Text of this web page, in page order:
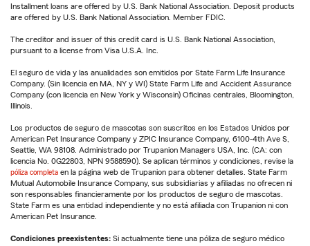
Installment loans are offered by U.S. Bank National Association. Deposit products
are offered by U.S. Bank National Association. Member FDIC.
The creditor and issuer of this credit card is U.S. Bank National Association,
pursuant to a license from Visa U.S.A. Inc.
El seguro de vida y las anualidades son emitidos por State Farm Life Insurance
Company. (Sin licencia en MA, NY y WI) State Farm Life and Accident Assurance
Company (con licencia en New York y Wisconsin) Oficinas centrales, Bloomington,
Illinois.
Los productos de seguro de mascotas son suscritos en los Estados Unidos por
American Pet Insurance Company y ZPIC Insurance Company, 6100-4th Ave S,
Seattle, WA 98108. Administrado por Trupanion Managers USA, Inc. (CA: con
licencia No. 0G22803, NPN 9588590). Se aplican términos y condiciones, revise la
póliza completa en la página web de Trupanion para obtener detalles. State Farm
Mutual Automobile Insurance Company, sus subsidiarias y afiliadas no ofrecen ni
son responsables financieramente por los productos de seguro de mascotas.
State Farm es una entidad independiente y no está afiliada con Trupanion ni con
American Pet Insurance.
Condiciones preexistentes: Si actualmente tiene una póliza de seguro médico